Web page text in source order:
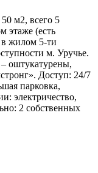
м2, всего 5
этаже (есть
в жилом 5-ти
м. Уручье.
оштукатурены,
Доступ: 24/7
парковка,
электричество,
2 собственных